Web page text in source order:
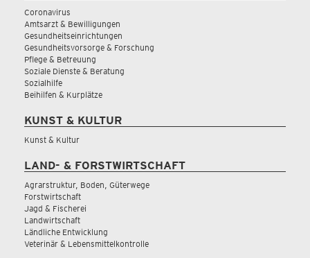
Coronavirus
Amtsarzt & Bewilligungen
Gesundheitseinrichtungen
Gesundheitsvorsorge & Forschung
Pflege & Betreuung
Soziale Dienste & Beratung
Sozialhilfe
Beihilfen & Kurplätze
KUNST & KULTUR
Kunst & Kultur
LAND- & FORSTWIRTSCHAFT
Agrarstruktur, Boden, Güterwege
Forstwirtschaft
Jagd & Fischerei
Landwirtschaft
Ländliche Entwicklung
Veterinär & Lebensmittelkontrolle